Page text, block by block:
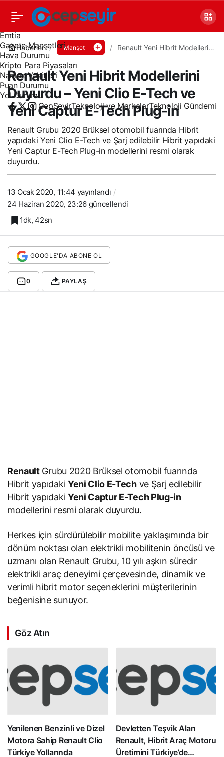
Covid 19
Döviz Kurları
Emtia
Gazete Manşetleri
Hava Durumu
Kripto Para Piyasaları
Namaz Vakitleri
Puan Durumu
Yol Durumu
CepSeyirTeknoloji ve MarkalarTeknoloji Gündemi
Haberler Manşet
Renault Yeni Hibrit Modellerini
Renault Yeni Hibrit Modellerini
Duyurdu – Yeni Clio E-Tech ve
Yeni Captur E-Tech Plug-in
Renault Grubu 2020 Brüksel otomobil fuarında Hibrit
yapıdaki Yeni Clio E-Tech ve Şarj edilebilir Hibrit yapıdaki
Yeni Captur E-Tech Plug-in modellerini resmi olarak
duyurdu.
13 Ocak 2020, 11:44 yayınlandı
24 Haziran 2020, 23:26güncellendi
1dk, 42sn
GOOGLE'DA ABONE OL
0 PAYLAŞ
RenaultGrubu 2020 Brüksel otomobil fuarında
Hibrit yapıdakiYeni Clio E-Techve Şarj edilebilir
Hibrit yapıdakiYeni Captur E-Tech Plug-in
modellerini resmi olarak duyurdu.
Herkes için sürdürülebilir mobilite yaklaşımında bir
dönüm noktası olan elektrikli mobilitenin öncüsü ve
uzmanı olan Renault Grubu, 10 yılı aşkın süredir
elektrikli araç deneyimi çerçevesinde, dinamik ve
verimli hibrit motor seçeneklerini müşterilerinin
beğenisine sunuyor.
Göz Atın
Yenilenen Benzinli ve Dizel
Motora Sahip Renault Clio
Türkiye Yollarında
Devletten Teşvik Alan
Renault, Hibrit Araç Motoru
Üretimini Türkiye’de